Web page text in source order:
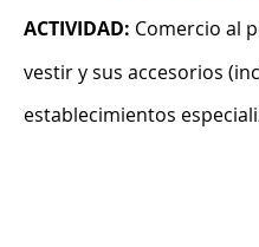
ACTIVIDAD: Comercio al
vestir y sus accesorios
establecimientos